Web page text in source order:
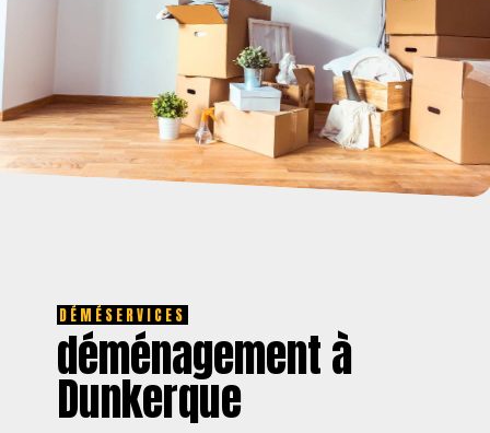
DÉMÉSERVICES
déménagement à
Dunkerque